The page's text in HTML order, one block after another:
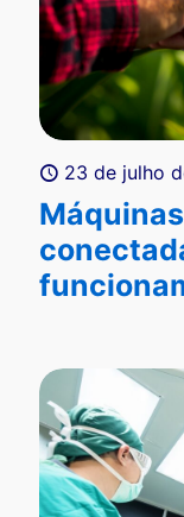
23 de julho